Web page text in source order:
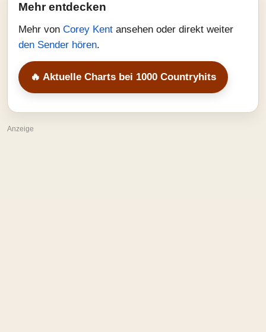
Mehr entdecken
Mehr von Corey Kent ansehen oder direkt weiter
den Sender hören.
🔥 Aktuelle Charts bei 1000 Countryhits
Anzeige